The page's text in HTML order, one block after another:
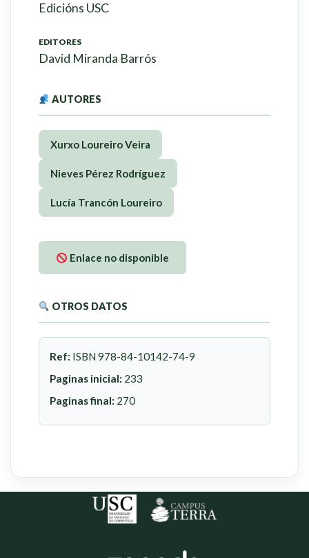
Edicións USC
EDITORES
David Miranda Barrós
AUTORES
Xurxo Loureiro Veira
Nieves Pérez Rodríguez
Lucía Trancón Loureiro
Enlace no disponible
OTROS DATOS
Ref: ISBN 978-84-10142-74-9
Paginas inicial: 233
Paginas final: 270